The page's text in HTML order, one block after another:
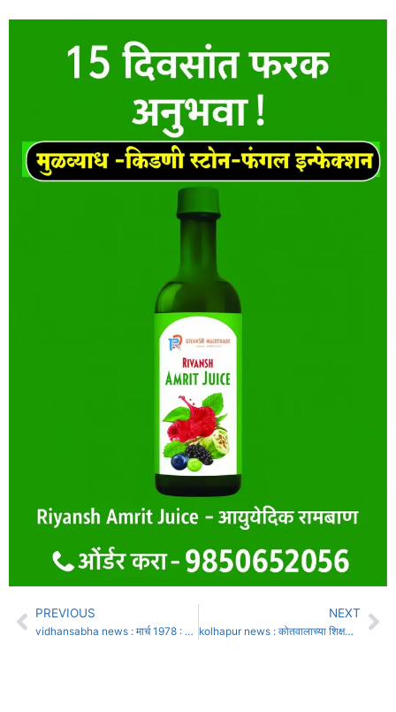
PREVIOUS
vidhansabha news : मार्च 1978 : जोशींचे मुख्यमंत्रीपद हुकले, दादा पुन्हा मुख्यमंत्री
NEXT
kolhapur news : कोतवालाच्या शिक्षक मुलाशी होणारा अल्पवयीन मुलीचा विवाह रोखला!, भटजी मंडपातून पळाले